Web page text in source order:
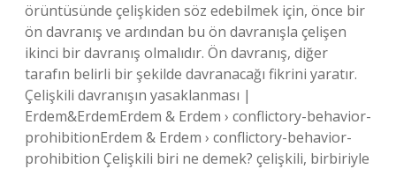
örüntüsünde çelişkiden söz edebilmek için, önce bir
ön davranış ve ardından bu ön davranışla çelişen
ikinci bir davranış olmalıdır. Ön davranış, diğer
tarafın belirli bir şekilde davranacağı fikrini yaratır.
Çelişkili davranışın yasaklanması |
Erdem&ErdemErdem & Erdem › conflictory-behavior-
prohibitionErdem & Erdem › conflictory-behavior-
prohibition Çelişkili biri ne demek? çelişkili, birbiriyle